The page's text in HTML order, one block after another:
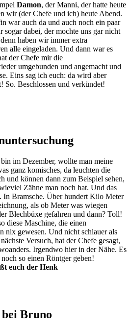
Damon, der Manni, der hatte heute
wir (der Chefe und ich) heute Abend.
war auch da und auch noch ein paar
sogar dabei, der mochte uns gar nicht
haben wir immer extra
alle eingeladen. Und dann war es
der Chefe mir die
umgebunden und angemacht und
Eins sag ich euch: da wird aber
So. Beschlossen und verkündet!
im Dezember, wollte man meine
ganz komisches, da leuchten die
und können dann zum Beispiel sehen,
Zähne man noch hat. Und das
In Bramsche. Über hundert Kilo Meter
als ob Meter was wiegen
Blechbüxe gefahren und dann? Toll!
diese Maschine, die einen
nix gewesen. Und nicht schlauer als
Versuch, hat der Chefe gesagt,
Irgendwo hier in der Nähe. Es
so einen Röntger geben!
euch der Henk
bei Bruno